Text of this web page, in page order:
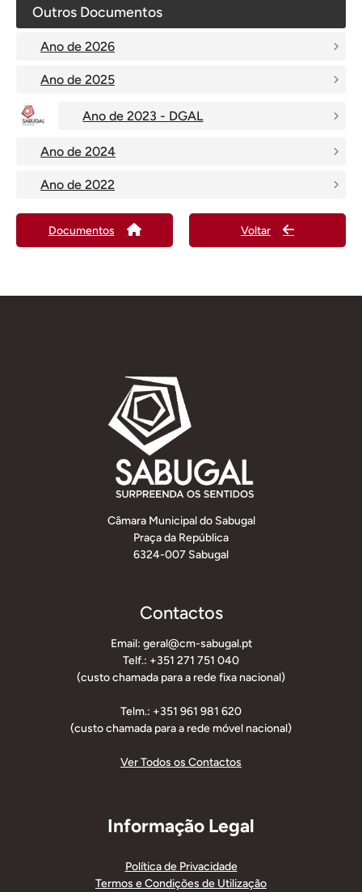
Outros Documentos
Ano de 2026
Ano de 2025
Ano de 2023 - DGAL
Ano de 2024
Ano de 2022
Documentos Voltar
Câmara Municipal do Sabugal
Praça da República
6324-007 Sabugal
Contactos
Email: geral@cm-sabugal.pt
Telf.: +351 271 751 040
(custo chamada para a rede fixa nacional)
Telm.: +351 961 981 620
(custo chamada para a rede móvel nacional)
Ver Todos os Contactos
Informação Legal
Política de Privacidade
Termos e Condições de Utilização